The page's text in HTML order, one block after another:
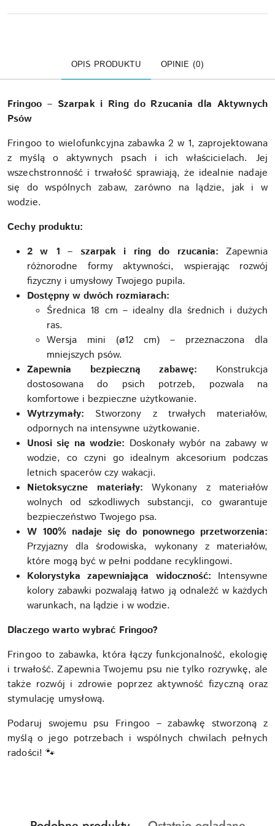
OPIS PRODUKTU OPINIE (0)
Fringoo – Szarpak i Ring do Rzucania dla Aktywnych
Psów
Fringoo to wielofunkcyjna zabawka 2 w 1, zaprojektowana
z myślą o aktywnych psach i ich właścicielach. Jej
wszechstronność i trwałość sprawiają, że idealnie nadaje
się do wspólnych zabaw, zarówno na lądzie, jak i w
wodzie.
Cechy produktu:
2 w 1 – szarpak i ring do rzucania: Zapewnia
różnorodne formy aktywności, wspierając rozwój
fizyczny i umysłowy Twojego pupila.
Dostępny w dwóch rozmiarach:
Średnica 18 cm – idealny dla średnich i dużych
ras.
Wersja mini (ø12 cm) – przeznaczona dla
mniejszych psów.
Zapewnia bezpieczną zabawę: Konstrukcja
dostosowana do psich potrzeb, pozwala na
komfortowe i bezpieczne użytkowanie.
Wytrzymały: Stworzony z trwałych materiałów,
odpornych na intensywne użytkowanie.
Unosi się na wodzie: Doskonały wybór na zabawy w
wodzie, co czyni go idealnym akcesorium podczas
letnich spacerów czy wakacji.
Nietoksyczne materiały: Wykonany z materiałów
wolnych od szkodliwych substancji, co gwarantuje
bezpieczeństwo Twojego psa.
W 100% nadaje się do ponownego przetworzenia:
Przyjazny dla środowiska, wykonany z materiałów,
które mogą być w pełni poddane recyklingowi.
Kolorystyka zapewniająca widoczność: Intensywne
kolory zabawki pozwalają łatwo ją odnaleźć w każdych
warunkach, na lądzie i w wodzie.
Dlaczego warto wybrać Fringoo?
Fringoo to zabawka, która łączy funkcjonalność, ekologię
i trwałość. Zapewnia Twojemu psu nie tylko rozrywkę, ale
także rozwój i zdrowie poprzez aktywność fizyczną oraz
stymulację umysłową.
Podaruj swojemu psu Fringoo – zabawkę stworzoną z
myślą o jego potrzebach i wspólnych chwilach pełnych
radości! 🐾